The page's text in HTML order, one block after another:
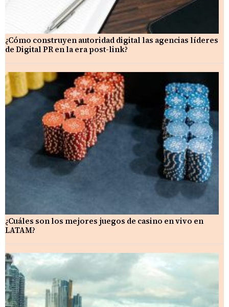
¿Cómo construyen autoridad digital las agencias líderes
de Digital PR en la era post-link?
¿Cuáles son los mejores juegos de casino en vivo en
LATAM?